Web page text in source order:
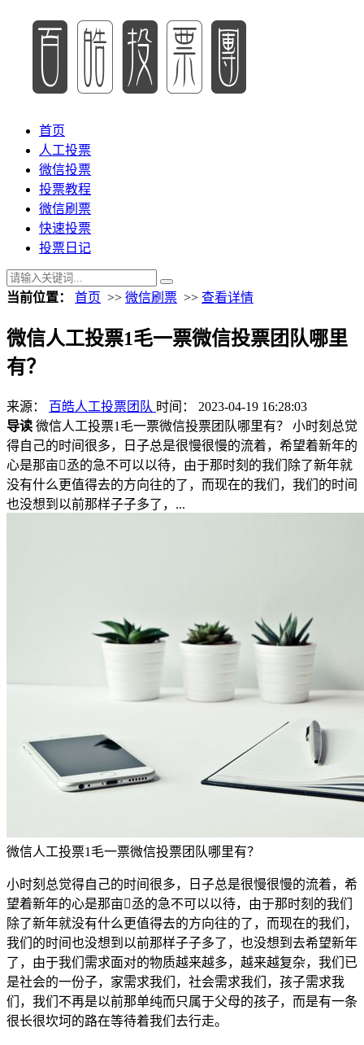
首页
人工投票
微信投票
投票教程
微信刷票
快速投票
投票日记
当前位置： 首页 >> 微信刷票 >> 查看详情
微信人工投票1毛一票微信投票团队哪里
有？
来源： 百皓人工投票团队 时间： 2023-04-19 16:28:03
导读 微信人工投票1毛一票微信投票团队哪里有？ 小时刻总觉
得自己的时间很多，日子总是很慢很慢的流着，希望着新年的
心是那亩丞的急不可以以待，由于那时刻的我们除了新年就
没有什么更值得去的方向往的了，而现在的我们，我们的时间
也没想到以前那样子子多了，...
微信人工投票1毛一票微信投票团队哪里有？
小时刻总觉得自己的时间很多，日子总是很慢很慢的流着，希
望着新年的心是那亩丞的急不可以以待，由于那时刻的我们
除了新年就没有什么更值得去的方向往的了，而现在的我们，
我们的时间也没想到以前那样子子多了，也没想到去希望新年
了，由于我们需求面对的物质越来越多，越来越复杂，我们已
是社会的一份子，家需求我们，社会需求我们，孩子需求我
们，我们不再是以前那单纯而只属于父母的孩子，而是有一条
很长很坎坷的路在等待着我们去行走。